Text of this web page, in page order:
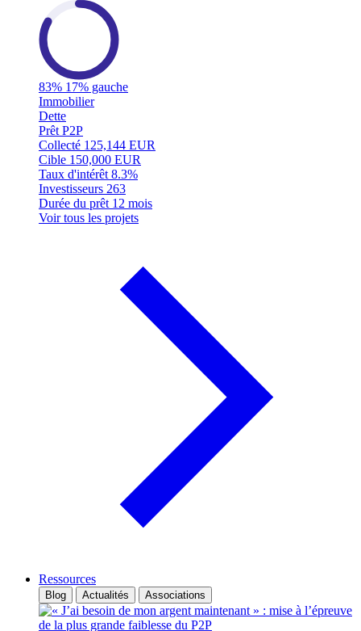
83% 17% gauche
Immobilier
Dette
Prêt P2P
Collecté 125,144 EUR
Cible 150,000 EUR
Taux d'intérêt 8.3%
Investisseurs 263
Durée du prêt 12 mois
Voir tous les projets
Ressources
Blog Actualités Associations